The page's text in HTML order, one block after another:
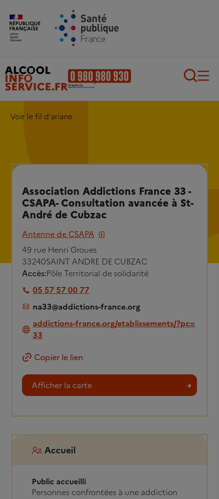
Aller au contenu principal
Voir le fil d'ariane
Association Addictions France 33 -
CSAPA- Consultation avancée à St-
André de Cubzac
Antenne de CSAPA
49 rue Henri Groues
33240SAINT ANDRE DE CUBZAC
Accès:Pôle Territorial de solidarité
05 57 57 00 77
na33@addictions-france.org
addictions-france.org/etablissements/?pc=
33
Copier le lien
Afficher la carte
Accueil
Public accueilli
Personnes confrontées à une addiction